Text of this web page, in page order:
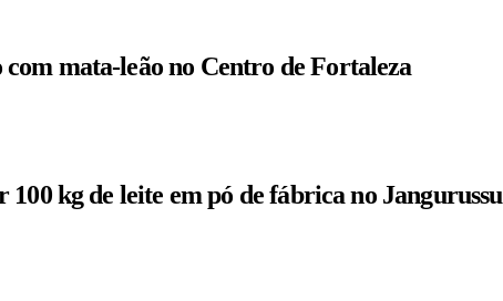
mata-leão no Centro de Fortaleza
100 kg de leite em pó de fábrica no Jangurussu